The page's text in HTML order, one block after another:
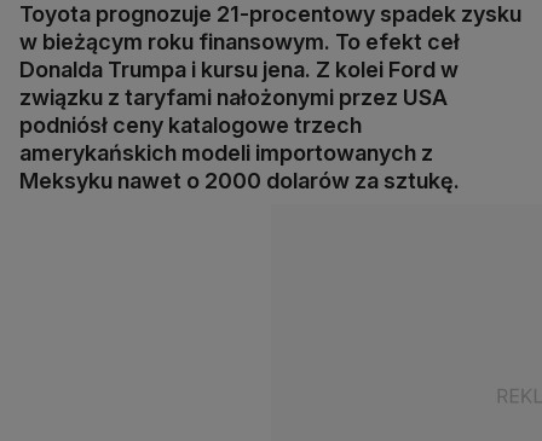
Toyota prognozuje 21-procentowy spadek zysku
w bieżącym roku finansowym. To efekt ceł
Donalda Trumpa i kursu jena. Z kolei Ford w
związku z taryfami nałożonymi przez USA
podniósł ceny katalogowe trzech
amerykańskich modeli importowanych z
Meksyku nawet o 2000 dolarów za sztukę.